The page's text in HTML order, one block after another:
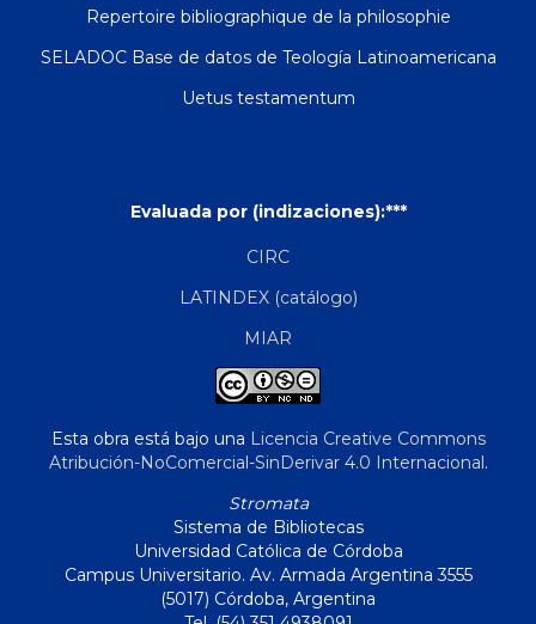
Repertoire bibliographique de la philosophie
SELADOC Base de datos de Teología Latinoamericana
Uetus testamentum
Evaluada por (indizaciones):***
CIRC
LATINDEX (catálogo)
MIAR
Esta obra está bajo una Licencia Creative Commons
Atribución-NoComercial-SinDerivar 4.0 Internacional.
Stromata
Sistema de Bibliotecas
Universidad Católica de Córdoba
Campus Universitario. Av. Armada Argentina 3555
(5017) Córdoba, Argentina